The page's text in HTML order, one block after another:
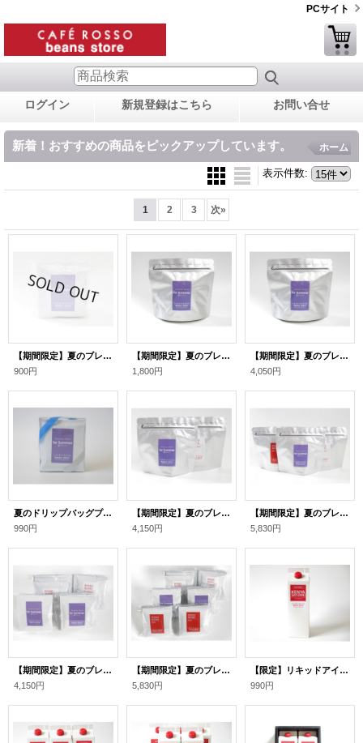
PCサイト
ログイン 新規登録はこちら お問い合せ
新着！おすすめの商品をピックアップしています。 ホーム
表示件数:
1 2 3 次»
【期間限定】夏のブレンド ドリップバッグ ５袋
900円
【期間限定】夏のブレンド 200g [中煎り]
1,800円
【期間限定】夏のブレンド 500g [中煎り]
4,050円
夏のドリップバッグプチギフト（季節アソート）
990円
【期間限定】夏のブレンドギフト[１]
4,150円
【期間限定】夏のブレンドギフト[２]
5,830円
【期間限定】夏のブレンドギフト[３]
4,150円
【期間限定】夏のブレンドギフト[４]
5,830円
【限定】リキッドアイスコーヒー「ケニア・ガトゥリリ」 １本
990円